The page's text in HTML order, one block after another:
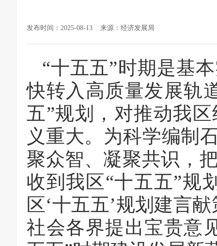
发布时间：2025-08-13 来源：经济发展局
“十五五”时期是基
快转入高质量发展轨
五”规划，对推动我
义重大。为科学编制
聚众智、凝聚共识，
收到我区“十五五”规
区‘十五五’规划建言
社会各界提出宝贵意